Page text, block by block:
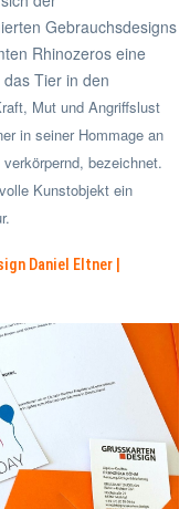
Gebrauchsdesigns
Rhinozeros eine
Tier in den
Mut und Angriffslust
in seiner Hommage an
bezeichnet.
Kunstobjekt ein
Daniel Eltner |